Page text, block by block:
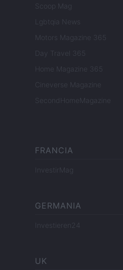
Scoop Mag
Lgbtqia News
Motors Magazine 365
Day Travel 365
Home Magazine 365
Cineverse Magazine
SecondHomeMagazine
FRANCIA
InvestirMag
GERMANIA
Investieren24
UK